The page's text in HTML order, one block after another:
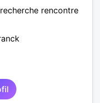
rencontre